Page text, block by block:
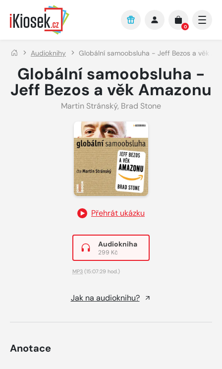
Přejít na hlavní obsah
0
Audioknihy Globální samoobsluha - Jeff Bezos a věk
Globální samoobsluha -
Jeff Bezos a věk Amazonu
Martin Stránský, Brad Stone
Přehrát ukázku
Audiokniha
299 Kč
MP3 (15:07:29 hod.)
Jak na audioknihu?
Anotace